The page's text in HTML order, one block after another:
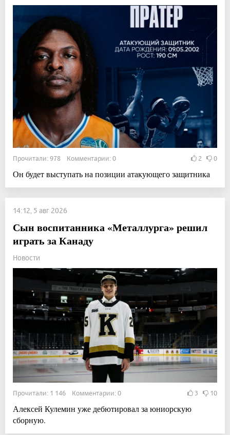
Прочитали: 978 Комментарии: 0 2 0
Он будет выступать на позиции атакующего защитника
14:12, 5 авг 2026
Сын воспитанника «Металлурга» решил
играть за Канаду
Новости
Прочитали: 1 146 Комментарии: 0 3 10
Алексей Кулемин уже дебютировал за юниорскую
сборную.